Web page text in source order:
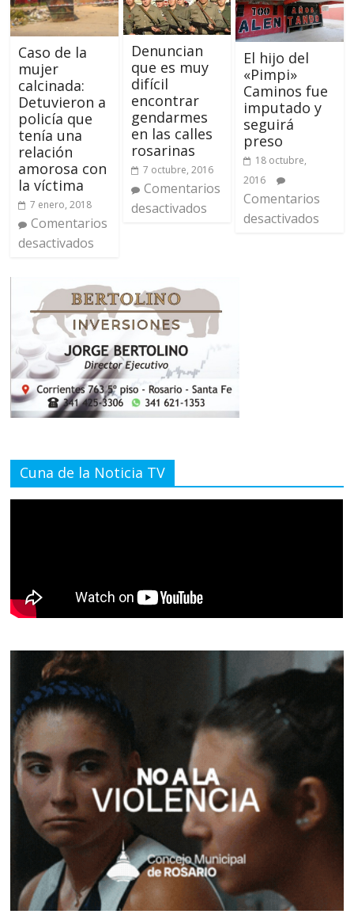
Caso de la
mujer
calcinada:
Detuvieron a
policía que
tenía una
relación
amorosa con
la víctima
7 enero, 2018
Comentarios
desactivados
Denuncian
que es muy
difícil
encontrar
gendarmes
en las calles
rosarinas
7 octubre, 2016
Comentarios
desactivados
El hijo del
«Pimpi»
Caminos fue
imputado y
seguirá
preso
18 octubre,
2016
Comentarios
desactivados
Cuna de la Noticia TV